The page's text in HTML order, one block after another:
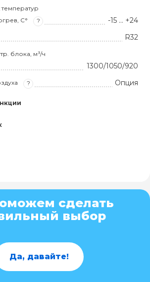
С°
? -15 … +24
R32
блока, м³/ч
1300/1050/920
? Опция
сделать
выбор
Да, давайте!